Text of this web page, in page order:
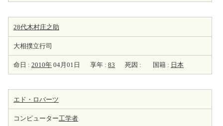
28代木村庄之助
大相撲立行司
命日 : 2010年 04月01日 享年 : 83 死因 : 国籍 : 日本
エド・ロバーツ
コンピューター工学者